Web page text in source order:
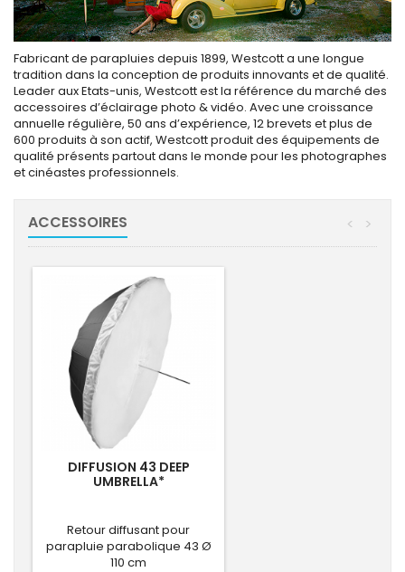
Fabricant de parapluies depuis 1899, Westcott a une longue
tradition dans la conception de produits innovants et de qualité.
Leader aux Etats-unis, Westcott est la référence du marché des
accessoires d’éclairage photo & vidéo. Avec une croissance
annuelle régulière, 50 ans d’expérience, 12 brevets et plus de
600 produits à son actif, Westcott produit des équipements de
qualité présents partout dans le monde pour les photographes
et cinéastes professionnels.
ACCESSOIRES >
<
DIFFUSION 43 DEEP
UMBRELLA*
Retour diffusant pour
parapluie parabolique 43 Ø
110 cm